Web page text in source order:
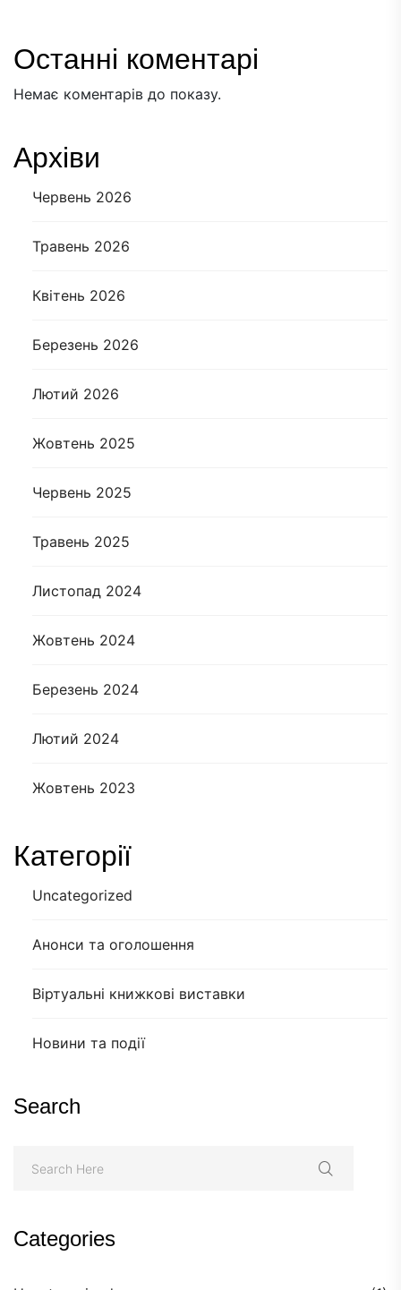
Останні коментарі
Немає коментарів до показу.
Архіви
Червень 2026
Травень 2026
Квітень 2026
Березень 2026
Лютий 2026
Жовтень 2025
Червень 2025
Травень 2025
Листопад 2024
Жовтень 2024
Березень 2024
Лютий 2024
Жовтень 2023
Категорії
Uncategorized
Анонси та оголошення
Віртуальні книжкові виставки
Новини та події
Search
Categories